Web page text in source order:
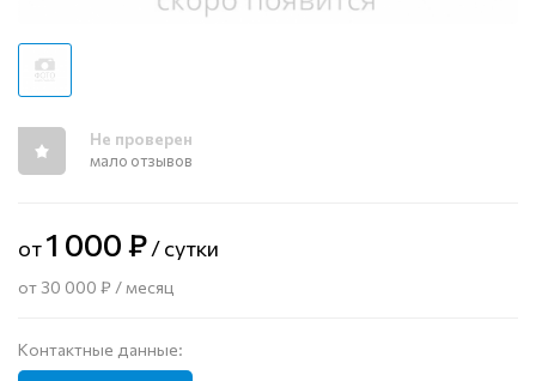
Не проверен
мало отзывов
от1 000 ₽/ сутки
от 30 000 ₽ / месяц
Контактные данные: